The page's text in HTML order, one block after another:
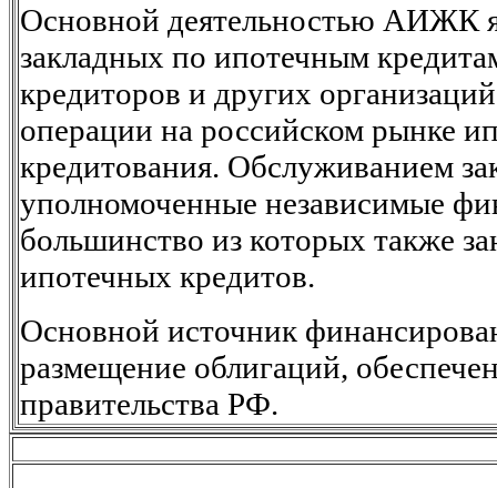
Основной деятельностью АИЖК
закладных по ипотечным
кредиторов и других
операции на российском рынке
кредитования. Обслуживанием
уполномоченные независимые
большинство из которых также
ипотечных кредитов.
Основной источник
размещение облигаций,
правительства РФ.